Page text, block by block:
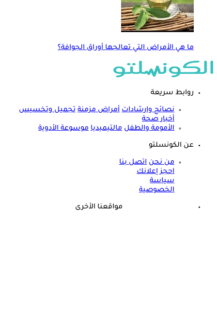
ما هي الأمراض التي تعالجها أوراق الجوافة؟
روابط سريعة
نصائح وارشادات أمراض مزمنة تجميل وتخسيس
أخبار صحة
الأمومة والطفل مالتيميديا موسوعة الأدوية
عن الكونسلتو
من نحن اتصل بنا
احجز إعلانك
سياسة
الخصوصية
مواقعنا الأخرى